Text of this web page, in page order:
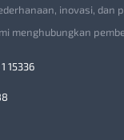
inovasi, dan
menghubungkan
15336